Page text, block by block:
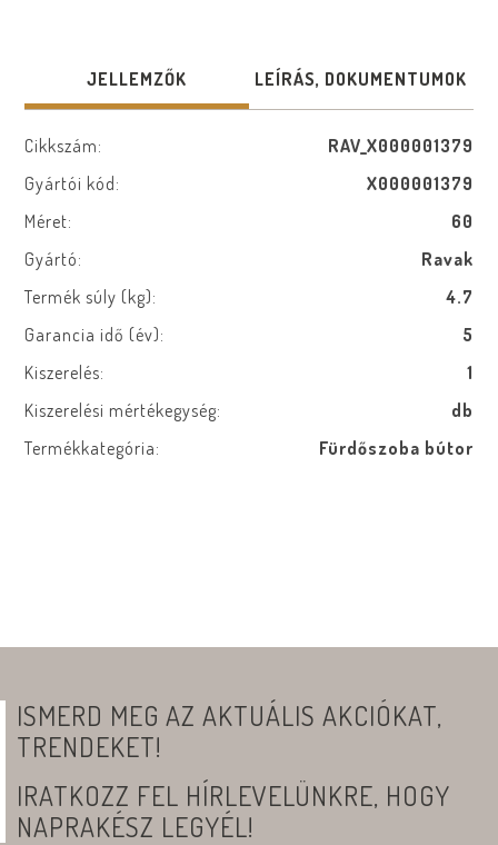
JELLEMZŐK LEÍRÁS, DOKUMENTUMOK
Cikkszám:
RAV_X000001379
Gyártói kód:
X000001379
Méret:
60
Gyártó:
Ravak
Termék súly (kg):
4.7
Garancia idő (év):
5
Kiszerelés:
1
Kiszerelési mértékegység:
db
Termékkategória:
Fürdőszoba bútor
ISMERD MEG AZ AKTUÁLIS AKCIÓKAT,
TRENDEKET!
IRATKOZZ FEL HÍRLEVELÜNKRE, HOGY
NAPRAKÉSZ LEGYÉL!